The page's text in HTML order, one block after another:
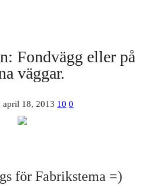
Fondvägg eller på
väggar.
april 18, 2013 10 0
för Fabrikstema =)